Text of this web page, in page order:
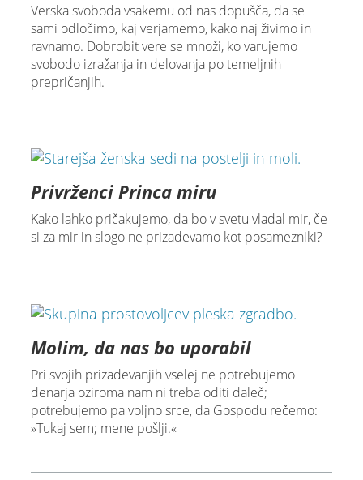
Verska svoboda vsakemu od nas dopušča, da se
sami odločimo, kaj verjamemo, kako naj živimo in
ravnamo. Dobrobit vere se množi, ko varujemo
svobodo izražanja in delovanja po temeljnih
prepričanjih.
Privrženci Princa miru
Kako lahko pričakujemo, da bo v svetu vladal mir, če
si za mir in slogo ne prizadevamo kot posamezniki?
Molim, da nas bo uporabil
Pri svojih prizadevanjih vselej ne potrebujemo
denarja oziroma nam ni treba oditi daleč;
potrebujemo pa voljno srce, da Gospodu rečemo:
»Tukaj sem; mene pošlji.«